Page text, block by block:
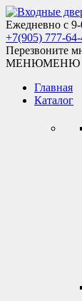
Skip
to
content
Входные двери
Ежедневно с
+7(905) 777-64-
Перезвоните
МЕНЮМЕНЮ
Главная
Каталог